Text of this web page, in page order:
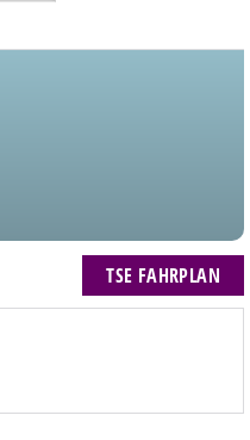
TSE FAHRPLAN